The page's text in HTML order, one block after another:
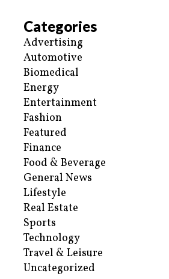
Categories
Advertising
Automotive
Biomedical
Energy
Entertainment
Fashion
Featured
Finance
Food & Beverage
General News
Lifestyle
Real Estate
Sports
Technology
Travel & Leisure
Uncategorized